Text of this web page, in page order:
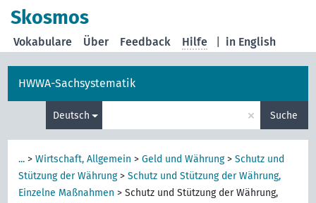
Skosmos
in English
Vokabulare Über Feedback Hilfe
HWWA-Sachsystematik
Deutsch × Suche
... >Wirtschaft, Allgemein >Geld und Währung>Schutz und
Stützung der Währung>Schutz und Stützung der Währung,
Einzelne Maßnahmen >Schutz und Stützung der Währung,